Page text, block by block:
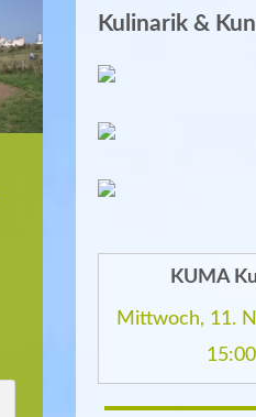
Kulinarik &
KUMA
Mittwoch, 11.